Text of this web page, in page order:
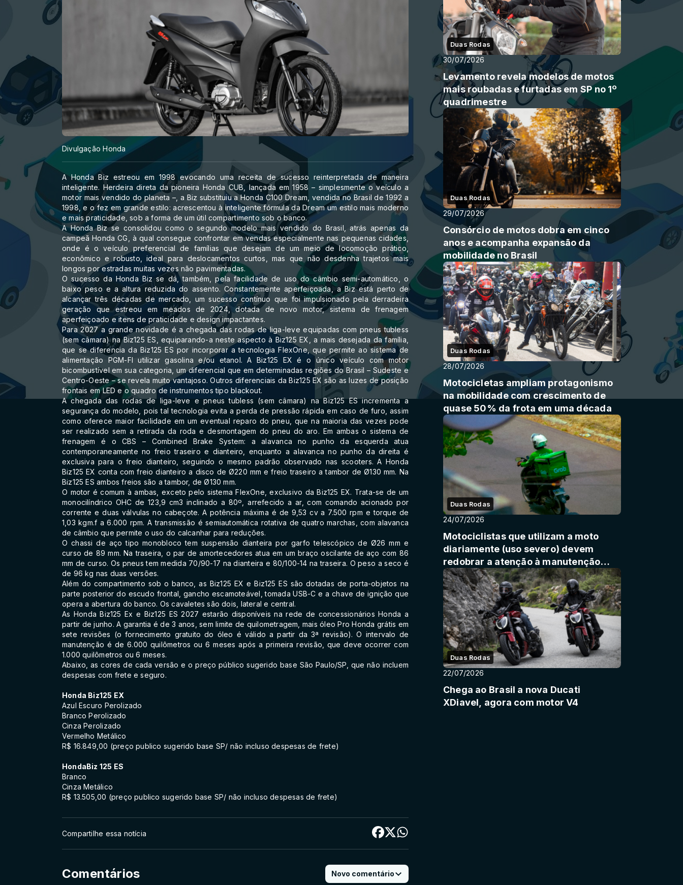
Divulgação Honda
A Honda Biz estreou em 1998 evocando uma receita de sucesso reinterpretada de maneira
inteligente. Herdeira direta da pioneira Honda CUB, lançada em 1958 – simplesmente o veículo a
motor mais vendido do planeta –, a Biz substituiu a Honda C100 Dream, vendida no Brasil de 1992 a
1998, e o fez em grande estilo: acrescentou à inteligente fórmula da Dream um estilo mais moderno
e mais praticidade, sob a forma de um útil compartimento sob o banco.
A Honda Biz se consolidou como o segundo modelo mais vendido do Brasil, atrás apenas da
campeã Honda CG, à qual consegue confrontar em vendas especialmente nas pequenas cidades,
onde é o veículo preferencial de famílias que desejam de um meio de locomoção prático,
econômico e robusto, ideal para deslocamentos curtos, mas que não desdenha trajetos mais
longos por estradas muitas vezes não pavimentadas.
O sucesso da Honda Biz se dá, também, pela facilidade de uso do câmbio semi-automático, o
baixo peso e a altura reduzida do assento. Constantemente aperfeiçoada, a Biz está perto de
alcançar três décadas de mercado, um sucesso contínuo que foi impulsionado pela derradeira
geração que estreou em meados de 2024, dotada de novo motor, sistema de frenagem
aperfeiçoado e itens de praticidade e design impactantes.
Para 2027 a grande novidade é a chegada das rodas de liga-leve equipadas com pneus tubless
(sem câmara) na Biz125 ES, equiparando-a neste aspecto à Biz125 EX, a mais desejada da família,
que se diferencia da Biz125 ES por incorporar a tecnologia FlexOne, que permite ao sistema de
alimentação PGM-FI utilizar gasolina e/ou etanol. A Biz125 EX é o único veículo com motor
bicombustível em sua categoria, um diferencial que em determinadas regiões do Brasil – Sudeste e
Centro-Oeste – se revela muito vantajoso. Outros diferenciais da Biz125 EX são as luzes de posição
frontais em LED e o quadro de instrumentos tipo blackout.
A chegada das rodas de liga-leve e pneus tubless (sem câmara) na Biz125 ES incrementa a
segurança do modelo, pois tal tecnologia evita a perda de pressão rápida em caso de furo, assim
como oferece maior facilidade em um eventual reparo do pneu, que na maioria das vezes pode
ser realizado sem a retirada da roda e desmontagem do pneu do aro. Em ambas o sistema de
frenagem é o CBS – Combined Brake System: a alavanca no punho da esquerda atua
contemporaneamente no freio traseiro e dianteiro, enquanto a alavanca no punho da direita é
exclusiva para o freio dianteiro, seguindo o mesmo padrão observado nas scooters. A Honda
Biz125 EX conta com freio dianteiro a disco de Ø220 mm e freio traseiro a tambor de Ø130 mm. Na
Biz125 ES ambos freios são a tambor, de Ø130 mm.
O motor é comum à ambas, exceto pelo sistema FlexOne, exclusivo da Biz125 EX. Trata-se de um
monocilíndrico OHC de 123,9 cm3 inclinado a 80º, arrefecido a ar, com comando acionado por
corrente e duas válvulas no cabeçote. A potência máxima é de 9,53 cv a 7.500 rpm e torque de
1,03 kgm.f a 6.000 rpm. A transmissão é semiautomática rotativa de quatro marchas, com alavanca
de câmbio que permite o uso do calcanhar para reduções.
O chassi de aço tipo monobloco tem suspensão dianteira por garfo telescópico de Ø26 mm e
curso de 89 mm. Na traseira, o par de amortecedores atua em um braço oscilante de aço com 86
mm de curso. Os pneus tem medida 70/90-17 na dianteira e 80/100-14 na traseira. O peso a seco é
de 96 kg nas duas versões.
Além do compartimento sob o banco, as Biz125 EX e Biz125 ES são dotadas de porta-objetos na
parte posterior do escudo frontal, gancho escamoteável, tomada USB-C e a chave de ignição que
opera a abertura do banco. Os cavaletes são dois, lateral e central.
As Honda Biz125 Ex e Biz125 ES 2027 estarão disponíveis na rede de concessionários Honda a
partir de junho. A garantia é de 3 anos, sem limite de quilometragem, mais óleo Pro Honda grátis em
sete revisões (o fornecimento gratuito do óleo é válido a partir da 3ª revisão). O intervalo de
manutenção é de 6.000 quilômetros ou 6 meses após a primeira revisão, que deve ocorrer com
1.000 quilômetros ou 6 meses.
Abaixo, as cores de cada versão e o preço público sugerido base São Paulo/SP, que não incluem
despesas com frete e seguro.
Honda Biz125 EX
Azul Escuro Perolizado
Branco Perolizado
Cinza Perolizado
Vermelho Metálico
R$ 16.849,00 (preço publico sugerido base SP/ não incluso despesas de frete)
HondaBiz 125 ES
Branco
Cinza Metálico
R$ 13.505,00 (preço publico sugerido base SP/ não incluso despesas de frete)
Compartilhe essa notícia
Comentários Novo comentário
Duas Rodas
30/07/2026
Levamento revela modelos de motos
mais roubadas e furtadas em SP no 1º
quadrimestre
Duas Rodas
29/07/2026
Consórcio de motos dobra em cinco
anos e acompanha expansão da
mobilidade no Brasil
Duas Rodas
28/07/2026
Motocicletas ampliam protagonismo
na mobilidade com crescimento de
quase 50% da frota em uma década
Duas Rodas
24/07/2026
Motociclistas que utilizam a moto
diariamente (uso severo) devem
redobrar a atenção à manutenção
preventiva
Duas Rodas
22/07/2026
Chega ao Brasil a nova Ducati
XDiavel, agora com motor V4